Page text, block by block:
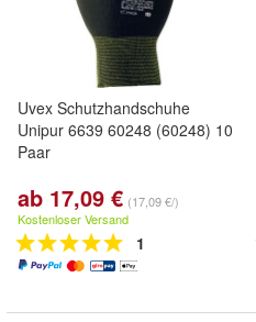
Uvex Schutzhandschuhe
Unipur 6639 60248 (60248) 10
Paar
ab 17,09 € (17,09 €/)
Kostenloser Versand
1